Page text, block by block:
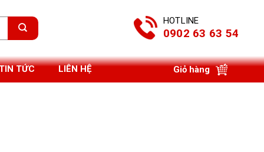
HOTLINE
0902 63 63 54
TỨC LIÊN HỆ Giỏ hàng